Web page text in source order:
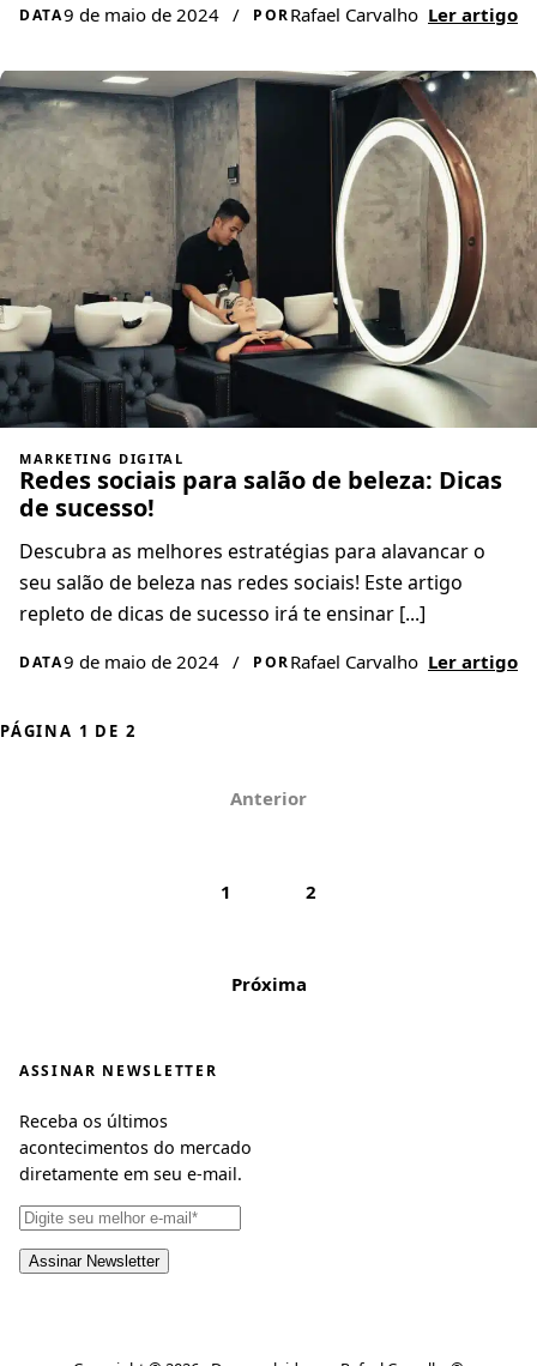
DATA9 de maio de 2024 / PORRafael Carvalho Ler artigo
MARKETING DIGITAL
Redes sociais para salão de beleza: Dicas
de sucesso!
Descubra as melhores estratégias para alavancar o
seu salão de beleza nas redes sociais! Este artigo
repleto de dicas de sucesso irá te ensinar [...]
DATA9 de maio de 2024 / PORRafael Carvalho Ler artigo
PÁGINA 1 DE 2
Anterior
1 2
Próxima
ASSINAR NEWSLETTER
Receba os últimos
acontecimentos do mercado
diretamente em seu e-mail.